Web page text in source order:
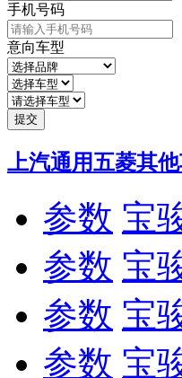
手机号码
意向车型
提交
上汽通用五菱其
参数 宝
参数 宝
参数 宝
参数 宝